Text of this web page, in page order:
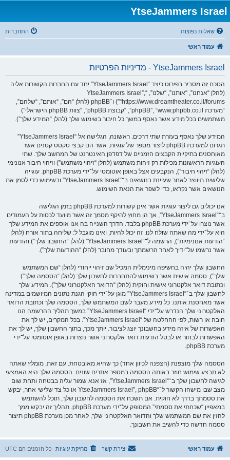
YtseJammers Israel
שאלות נפוצות התחברות
עמוד ראשי
YtseJammers Israel - מדיניות הפרטיות
הסכם זה מסביר בפירוט כיצד “YtseJammers Israel” יחד עם החברות הקשורות אליה
(להלן “אנחנו”, “אותנו”, “שלנו”, “YtseJammers Israel”,
“https://www.dreamtheater.co.il/forums”) ו־phpBB (להלן “הם”, “אותם”, “שלהם”,
“מערכת phpBB”, “www.phpbb.co.il”, “קבוצת phpBB”, “צוות phpBB הישראלי”)
משתמשים בכל מידע אשר נאסף במשך כל חיבור בשימוש שלך (להלן “המידע שלך”).
המידע שלך נאסף בעזרת שתי דרכים. ראשונה, הגלישה אל “YtseJammers Israel”
תגרום למערכת phpBB ליצור מספר של עוגיות, אשר הם קבצי טקסט קטנים אשר
מאוחסנים בתיקיית הקבצים הזמניים של דפדפן האינטרנט של המחשב שלך. שתי
העוגיות הראשונות מכילות רק זיהות משתמש (להלן “זיהוי משתמש”) וזיהוי חיבור אנונימי
(להלן “זיהוי חיבור”), הנקבעים אצל באופן אוטומטי על־ידי מערכת phpBB. עוגייה
שלישית תיווצר לאחר שעיינת בנושאים ב־“YtseJammers Israel” ובשימוש כדי לסמן את
הנושאים אשר נקראו, כדי לשפר את הנאת השימוש.
אנו יכולים גם ליצור עוגיות אשר אינן קשורות למערכת phpBB בזמן הגלישה
ב־“YtseJammers Israel”, אך הן מחוץ להיקף מסמך זה אשר מיועד לכסות על העמודים
אשר נוצרו על־ידי מערכת phpBB בלבד. הדרך השנייה בה אנו אוספים את המידע שלך
היא על־ידי מה שאתה שולח לנו. זה יכול להיות, ואינו מוגבל ל: שליחה בתור אורח (להלן
“הודעות אנונימיות”), הרשמה ל־“YtseJammers Israel” (להלן “החשבון שלך”) והודעות
אשר נרשמו על־ידיך לאחר הרשמתך ובעודך מחובר (להלן “ההודעות שלך”).
החשבון שלך יהיה בחשיפה מינימלית המכיל שם זיהוי ייחודי (להלן “שם המשתמש
שלך”), ססמה אישית אשר בשימוש להתחברות לחשבון שלך (להלן “הססמה שלך”)
וכתובת דואר אלקטרוני אישית וחוקית (להלן “הדואר האלקטרוני שלך”). המידע שלך
לחשבון שלך ב־“YtseJammers Israel” מוגן על־ידי חוקי הגנת נתונים המיושמים במדינה
אשר מאחסנת אותנו. כל מידע מעבר לשם המשתמש שלך, הססמה שלך וכתובת הדואר
האלקטרוני שלך הנדרש על־ידי “YtseJammers Israel” במשך תהליך ההרשמה הנו
חובה או רשות, לפי ההחלטה של “YtseJammers Israel”. בכל המקרים, יש לך את
האפשרות של איזה מידע בחשבונך יוצג לציבור. יותך מכך, בתוך החשבון שלך, יש לך את
האפשרות לבחור או לבטל הודעות דואר אלקטרוני אשר נוצרות באופן אוטומטי על־ידי
מערכת phpBB.
הססמה שלך מוצפנת (הצפנה לכיוון אחד) כך שהיא מאובטחת. עם זאת, מומלץ שאתה
לא תבצע שימוש חוזר באותה הססמה במספר אתרים שונים. הססמה שלך היא האמצעי
לגישה לחשבון שלך ב־“YtseJammers Israel”, אז אנא שמור עליה בבטחה ותחת שום
מצב שבו מישהו הקשור ל־“YtseJammers Israel”, phpBB או כל צד שלישי אחר, יבקש
את ססמתך בדרך לא חוקית. אם תשכח את הססמה לחשבון שלך, תוכל להשתמש
במאפיין “שכחתי את ססמתי” המסופק על־ידי מערכת phpBB. תהליך זה יבקש ממך
להזין את שם המשתמש שלך והדואר האלקטרוני שלך, לאחר מכן מערכת phpBB תיצור
ססמה חדשה כדי להשיב את חשבונך.
עמוד ראשי כל הזמנים הם UTC מחיקת עוגיות יצירת קשר